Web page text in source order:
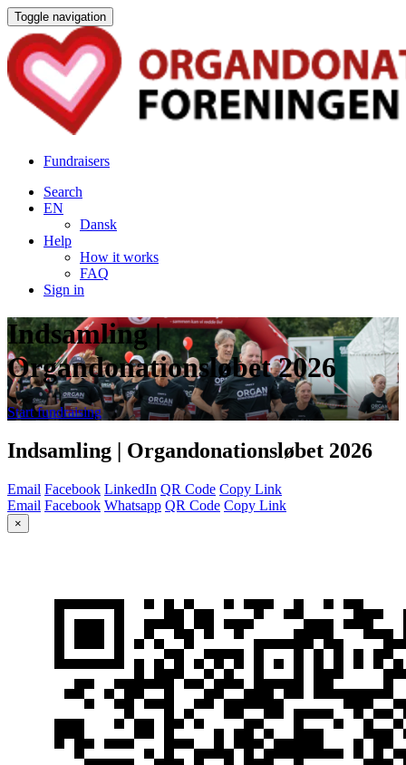
Toggle navigation
Fundraisers
Search
EN
Dansk
Help
How it works
FAQ
Sign in
Indsamling |
Organdonationsløbet 2026
Start fundraising
Indsamling | Organdonationsløbet 2026
Email Facebook LinkedIn QR Code Copy Link
Email Facebook Whatsapp QR Code Copy Link
×